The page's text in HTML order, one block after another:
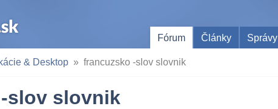
Fórum
Články Správy
& Desktop francuzsko -slov slovnik
slov slovnik